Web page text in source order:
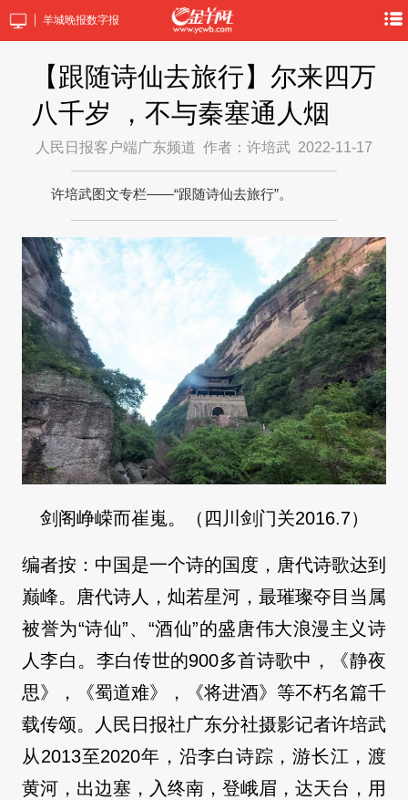
羊城晚报数字报
【跟随诗仙去旅行】尔来四万
八千岁 ，不与秦塞通人烟
人民日报客户端广东频道 作者：许培武 2022-11-17
许培武图文专栏——“跟随诗仙去旅行”。
剑阁峥嵘而崔嵬。（四川剑门关2016.7）
编者按：中国是一个诗的国度，唐代诗歌达到
巅峰。唐代诗人，灿若星河，最璀璨夺目当属
被誉为“诗仙”、“酒仙”的盛唐伟大浪漫主义诗
人李白。李白传世的900多首诗歌中，《静夜
思》，《蜀道难》，《将进酒》等不朽名篇千
载传颂。人民日报社广东分社摄影记者许培武
从2013至2020年，沿李白诗踪，游长江，渡
黄河，出边塞，入终南，登峨眉，达天台，用